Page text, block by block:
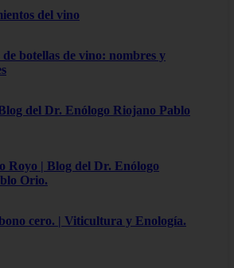
del vino
de botellas de vino: nombres y
del Dr. Enólogo Riojano Pablo
Royo | Blog del Dr. Enólogo
Orio.
cero. | Viticultura y Enología.